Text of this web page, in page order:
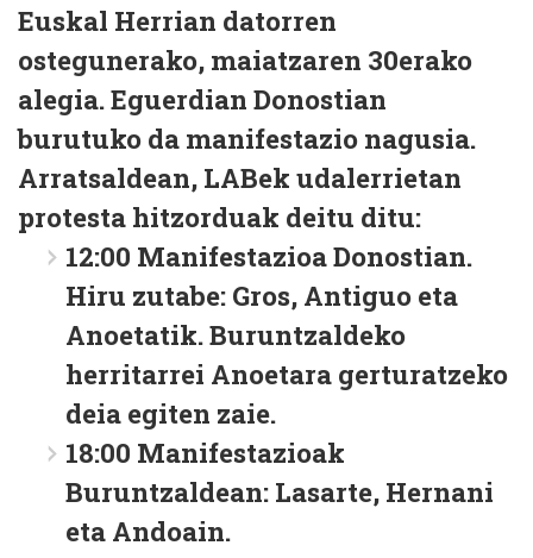
Euskal Herrian datorren
ostegunerako, maiatzaren 30erako
alegia. Eguerdian Donostian
burutuko da manifestazio nagusia.
Arratsaldean, LABek udalerrietan
protesta hitzorduak deitu ditu:
12:00 Manifestazioa Donostian.
Hiru zutabe: Gros, Antiguo eta
Anoetatik. Buruntzaldeko
herritarrei Anoetara gerturatzeko
deia egiten zaie.
18:00 Manifestazioak
Buruntzaldean: Lasarte, Hernani
eta Andoain.